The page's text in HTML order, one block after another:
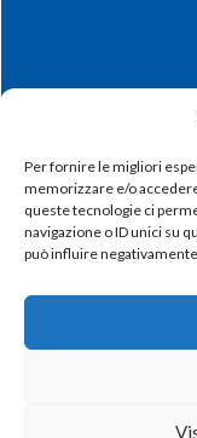
Per fornire le migliori
memorizzare e/o
queste tecnologie ci
navigazione o ID unici su
può influire
Resta aggiornato
nostra newsletter!
Registrati
iscrizione